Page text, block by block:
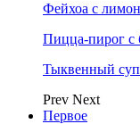
Фейхоа с
Пицца-пирог с
Тыквенный
Prev Next
Первое